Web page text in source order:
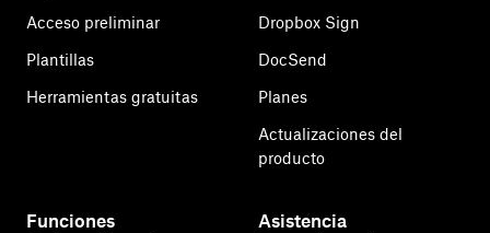
Acceso preliminar
Plantillas
Herramientas gratuitas
Dropbox Sign
DocSend
Planes
Actualizaciones del
producto
Funciones Asistencia